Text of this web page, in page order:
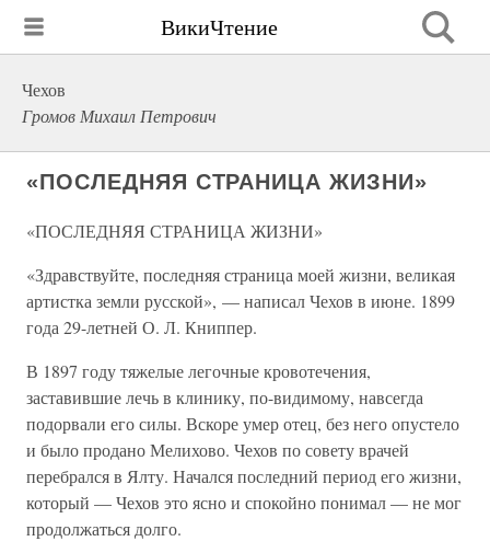
ВикиЧтение
Чехов
Громов Михаил Петрович
«ПОСЛЕДНЯЯ СТРАНИЦА ЖИЗНИ»
«ПОСЛЕДНЯЯ СТРАНИЦА ЖИЗНИ»
«Здравствуйте, последняя страница моей жизни, великая
артистка земли русской», — написал Чехов в июне. 1899
года 29-летней О. Л. Книппер.
В 1897 году тяжелые легочные кровотечения,
заставившие лечь в клинику, по-видимому, навсегда
подорвали его силы. Вскоре умер отец, без него опустело
и было продано Мелихово. Чехов по совету врачей
перебрался в Ялту. Начался последний период его жизни,
который — Чехов это ясно и спокойно понимал — не мог
продолжаться долго.